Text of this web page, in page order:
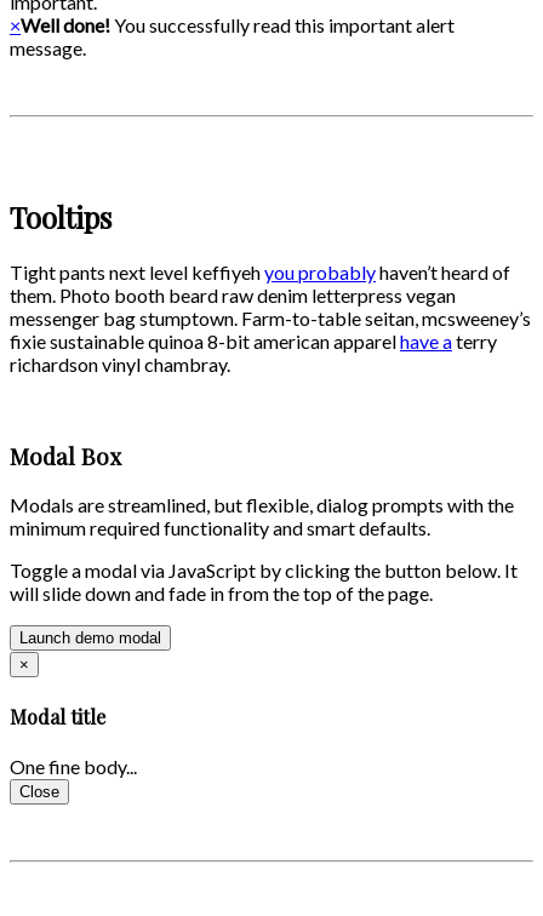
×Well done!You successfully read this important alert
message.
Tooltips
Tight pants next level keffiyehyou probablyhaven’t heard of
them. Photo booth beard raw denim letterpress vegan
messenger bag stumptown. Farm-to-table seitan, mcsweeney’s
fixie sustainable quinoa 8-bit american apparelhave aterry
richardson vinyl chambray.
Modal Box
Modals are streamlined, but flexible, dialog prompts with the
minimum required functionality and smart defaults.
Toggle a modal via JavaScript by clicking the button below. It
will slide down and fade in from the top of the page.
Launch demo modal
×
Modal title
One fine body...
Close